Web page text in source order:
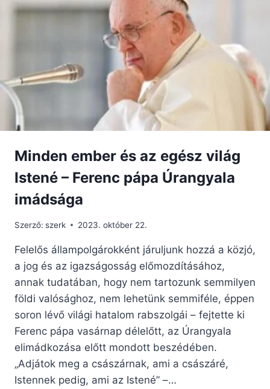
EGY
MARGÓJÁRA
Minden ember és az egész világ
Istené – Ferenc pápa Úrangyala
imádsága
Szerző: szerk 2023. október 22.
Felelős állampolgárokként járuljunk hozzá a közjó,
a jog és az igazságosság előmozdításához,
annak tudatában, hogy nem tartozunk semmilyen
földi valósághoz, nem lehetünk semmiféle, éppen
soron lévő világi hatalom rabszolgái – fejtette ki
Ferenc pápa vasárnap délelőtt, az Úrangyala
elimádkozása előtt mondott beszédében.
„Adjátok meg a császárnak, ami a császáré,
Istennek pedig, ami az Istené” –…